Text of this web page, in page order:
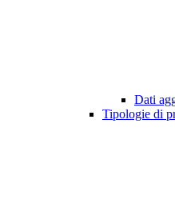
Dati
Tipologie di